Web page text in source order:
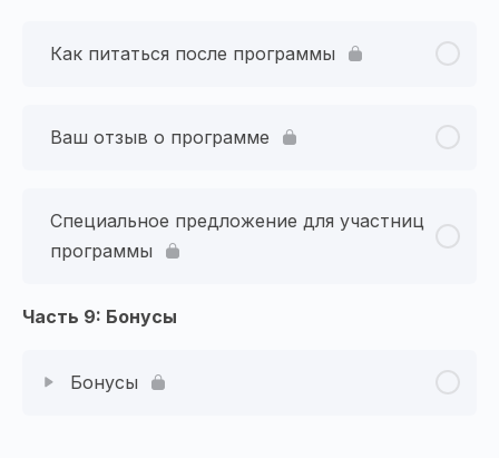
Как питаться после программы
Ваш отзыв о программе
Специальное предложение для участниц
программы
Часть 9: Бонусы
Бонусы